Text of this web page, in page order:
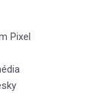
Pixel